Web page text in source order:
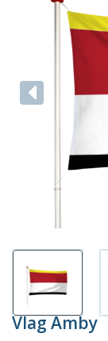
Vlag Amby